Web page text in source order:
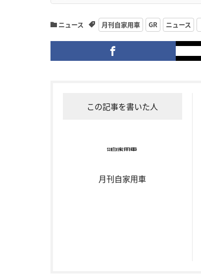
ニュース 月刊自家用車 GR ニュース
この記事を書いた人
月刊自家用車